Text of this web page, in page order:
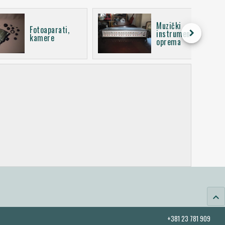
Fotoaparati,
kamere
Muzički
instrumenti i
oprema
keyboard_arrow_right
keyboard_arrow_up
+381 23 781 909